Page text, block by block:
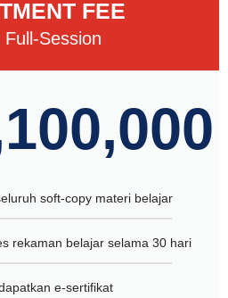
FEE
Full-Session
soft-copy materi belajar
rekaman belajar selama 30 hari
e-sertifikat